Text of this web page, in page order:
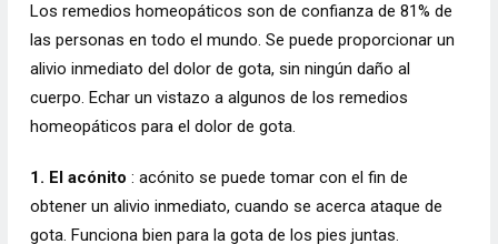
Los remedios homeopáticos son de confianza de 81% de
las personas en todo el mundo. Se puede proporcionar un
alivio inmediato del dolor de gota, sin ningún daño al
cuerpo. Echar un vistazo a algunos de los remedios
homeopáticos para el dolor de gota.
1. El acónito : acónito se puede tomar con el fin de
obtener un alivio inmediato, cuando se acerca ataque de
gota. Funciona bien para la gota de los pies juntas.